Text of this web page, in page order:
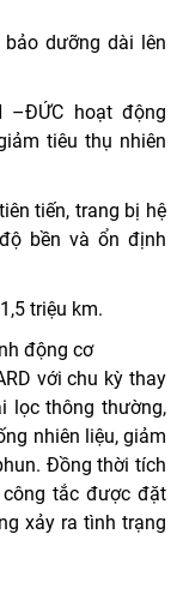
dưỡng dài lên
–ĐỨC hoạt động
tiêu thụ nhiên
tiến, trang bị hệ
bền và ổn định
triệu km.
động cơ
với chu kỳ thay
lọc thông thường,
nhiên liệu, giảm
Đồng thời tích
tắc được đặt
xảy ra tình trạng